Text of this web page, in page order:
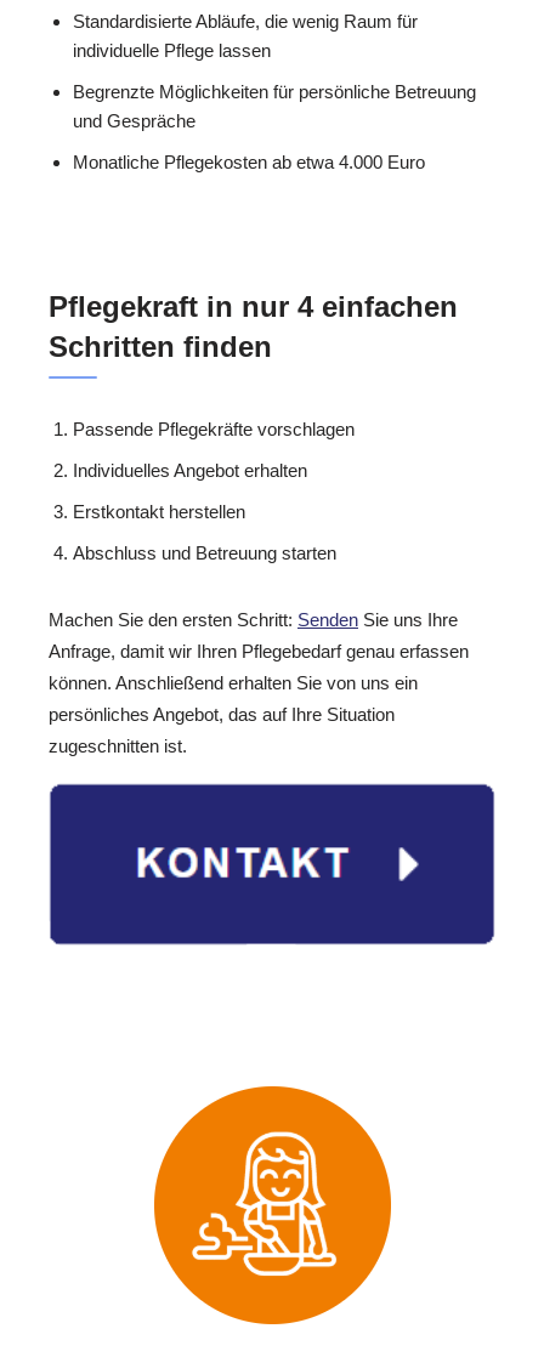
Standardisierte Abläufe, die wenig Raum für
individuelle Pflege lassen
Begrenzte Möglichkeiten für persönliche Betreuung
und Gespräche
Monatliche Pflegekosten ab etwa 4.000 Euro
Pflegekraft in nur 4 einfachen
Schritten finden
Passende Pflegekräfte vorschlagen
Individuelles Angebot erhalten
Erstkontakt herstellen
Abschluss und Betreuung starten
Machen Sie den ersten Schritt: Senden Sie uns Ihre
Anfrage, damit wir Ihren Pflegebedarf genau erfassen
können. Anschließend erhalten Sie von uns ein
persönliches Angebot, das auf Ihre Situation
zugeschnitten ist.